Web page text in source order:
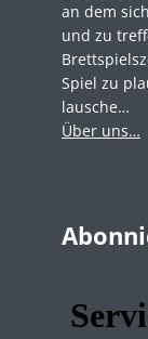
an dem
und zu
Spiel zu
lausche…
Über uns…